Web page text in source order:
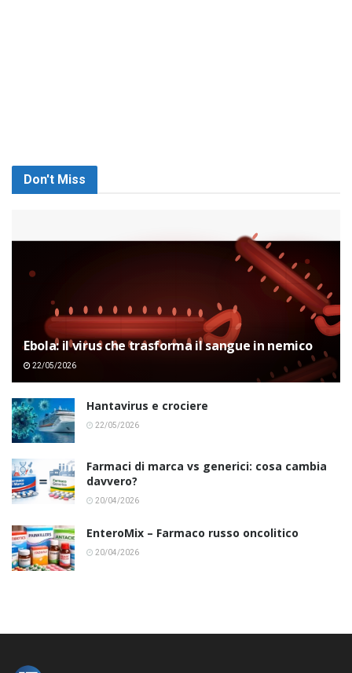
Don't Miss
Ebola: il virus che trasforma il sangue in nemico
22/05/2026
Hantavirus e crociere
22/05/2026
Farmaci di marca vs generici: cosa cambia
davvero?
20/04/2026
EnteroMix – Farmaco russo oncolitico
20/04/2026